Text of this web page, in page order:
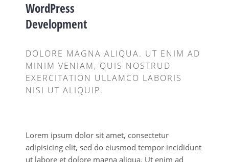
WordPress
Development
DOLORE MAGNA ALIQUA. UT ENIM AD
MINIM VENIAM, QUIS NOSTRUD
EXERCITATION ULLAMCO LABORIS
NISI UT ALIQUIP.
Lorem ipsum dolor sit amet, consectetur
adipisicing elit, sed do eiusmod tempor incididunt
ut labore et dolore magna aliqua. Ut enim ad